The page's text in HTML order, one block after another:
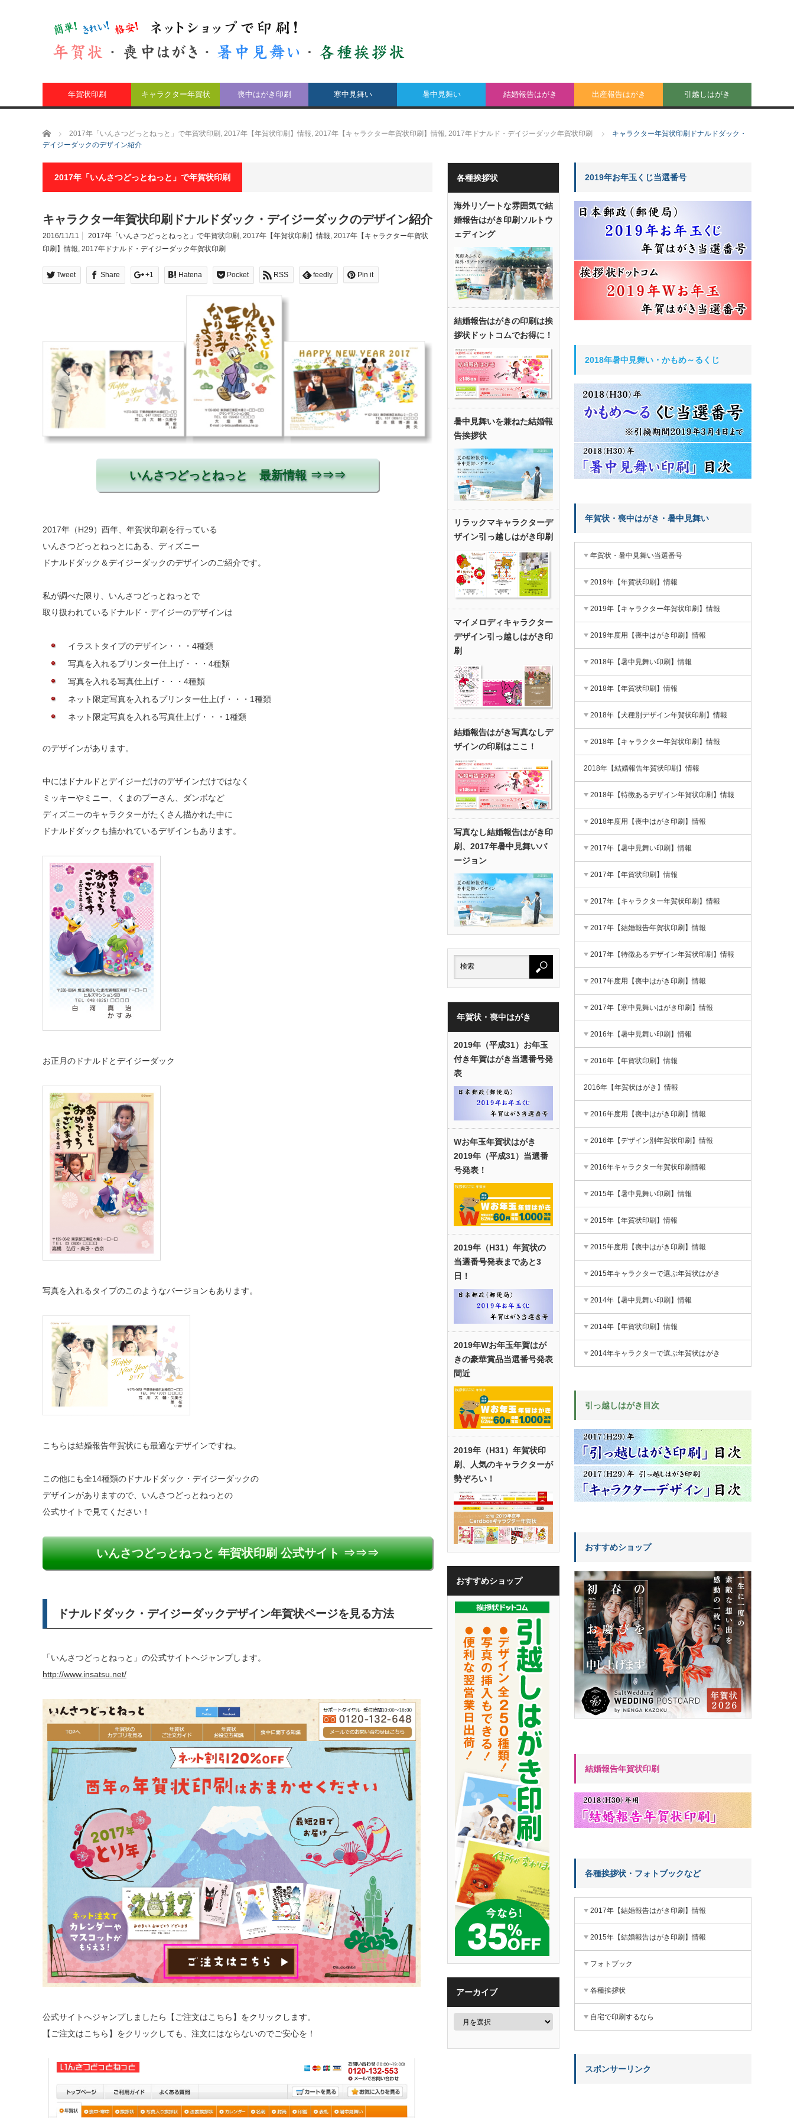
年賀状印刷 キャラクター年賀状 喪中はがき印刷 寒中見舞い 暑中見舞い 結婚報告はがき 出産報告はがき 引越しはがき
ホーム 2017年「いんさつどっとねっと」で年賀状印刷 , 2017年【年賀状印刷】情報, 2017年【キャラクター年賀状印刷】情報, 2017年ドナルド・デイジーダック年賀状印刷
キャラクター年賀状印刷ドナルドダック・
デイジーダックのデザイン紹介
2017年「いんさつどっとねっと」で年賀状印刷
キャラクター年賀状印刷ドナルドダック・デイジーダックのデザイン紹介
2016/11/11 2017年「いんさつどっとねっと」で年賀状印刷 , 2017年【年賀状印刷】情報, 2017年【キャラクター年賀状
印刷】情報, 2017年ドナルド・デイジーダック年賀状印刷
Tweet Share +1 Hatena Pocket RSS feedly Pin it
いんさつどっとねっと 最新情報 ⇒⇒⇒
2017年（H29）酉年、年賀状印刷を行っている
いんさつどっとねっとにある、ディズニー
ドナルドダック＆デイジーダックのデザインのご紹介です。
私が調べた限り、いんさつどっとねっとで
取り扱われているドナルド・デイジーのデザインは
イラストタイプのデザイン・・・4種類
写真を入れるプリンター仕上げ・・・4種類
写真を入れる写真仕上げ・・・4種類
ネット限定写真を入れるプリンター仕上げ・・・1種類
ネット限定写真を入れる写真仕上げ・・・1種類
のデザインがあります。
中にはドナルドとデイジーだけのデザインだけではなく
ミッキーやミニー、くまのプーさん、ダンボなど
ディズニーのキャラクターがたくさん描かれた中に
ドナルドダックも描かれているデザインもあります。
お正月のドナルドとデイジーダック
写真を入れるタイプのこのようなバージョンもあります。
こちらは結婚報告年賀状にも最適なデザインですね。
この他にも全14種類のドナルドダック・デイジーダックの
デザインがありますので、いんさつどっとねっとの
公式サイトで見てください！
いんさつどっとねっと 年賀状印刷 公式サイト ⇒⇒⇒
ドナルドダック・デイジーダックデザイン年賀状ページを見る方法
「いんさつどっとねっと」の公式サイトへジャンプします。
http://www.insatsu.net/
公式サイトへジャンプしましたら【ご注文はこちら】をクリックします。
【ご注文はこちら】をクリックしても、注文にはならないのでご安心を！
各種挨拶状
海外リゾートな雰囲気で結
婚報告はがき印刷ソルトウ
ェディング
結婚報告はがきの印刷は挨
拶状ドットコムでお得に！
暑中見舞いを兼ねた結婚報
告挨拶状
リラックマキャラクターデ
ザイン引っ越しはがき印刷
マイメロディキャラクター
デザイン引っ越しはがき印
刷
結婚報告はがき写真なしデ
ザインの印刷はここ！
写真なし結婚報告はがき印
刷、2017年暑中見舞いバ
ージョン
年賀状・喪中はがき
2019年（平成31）お年玉
付き年賀はがき当選番号発
表
Wお年玉年賀状はがき
2019年（平成31）当選番
号発表！
2019年（H31）年賀状の
当選番号発表まであと3
日！
2019年Wお年玉年賀はが
きの豪華賞品当選番号発表
間近
2019年（H31）年賀状印
刷、人気のキャラクターが
勢ぞろい！
おすすめショップ
アーカイブ
2019年お年玉くじ当選番号
2018年暑中見舞い・かもめ～るくじ
年賀状・喪中はがき・暑中見舞い
年賀状・暑中見舞い当選番号
2019年【年賀状印刷】情報
2019年【キャラクター年賀状印刷】情報
2019年度用【喪中はがき印刷】情報
2018年【暑中見舞い印刷】情報
2018年【年賀状印刷】情報
2018年【犬種別デザイン年賀状印刷】情報
2018年【キャラクター年賀状印刷】情報
2018年【結婚報告年賀状印刷】情報
2018年【特徴あるデザイン年賀状印刷】情報
2018年度用【喪中はがき印刷】情報
2017年【暑中見舞い印刷】情報
2017年【年賀状印刷】情報
2017年【キャラクター年賀状印刷】情報
2017年【結婚報告年賀状印刷】情報
2017年【特徴あるデザイン年賀状印刷】情報
2017年度用【喪中はがき印刷】情報
2017年【寒中見舞いはがき印刷】情報
2016年【暑中見舞い印刷】情報
2016年【年賀状印刷】情報
2016年【年賀状はがき】情報
2016年度用【喪中はがき印刷】情報
2016年【デザイン別年賀状印刷】情報
2016年キャラクター年賀状印刷情報
2015年【暑中見舞い印刷】情報
2015年【年賀状印刷】情報
2015年度用【喪中はがき印刷】情報
2015年キャラクターで選ぶ年賀状はがき
2014年【暑中見舞い印刷】情報
2014年【年賀状印刷】情報
2014年キャラクターで選ぶ年賀状はがき
引っ越しはがき目次
おすすめショップ
結婚報告年賀状印刷
各種挨拶状・フォトブックなど
2017年【結婚報告はがき印刷】情報
2015年【結婚報告はがき印刷】情報
フォトブック
各種挨拶状
自宅で印刷するなら
スポンサーリンク